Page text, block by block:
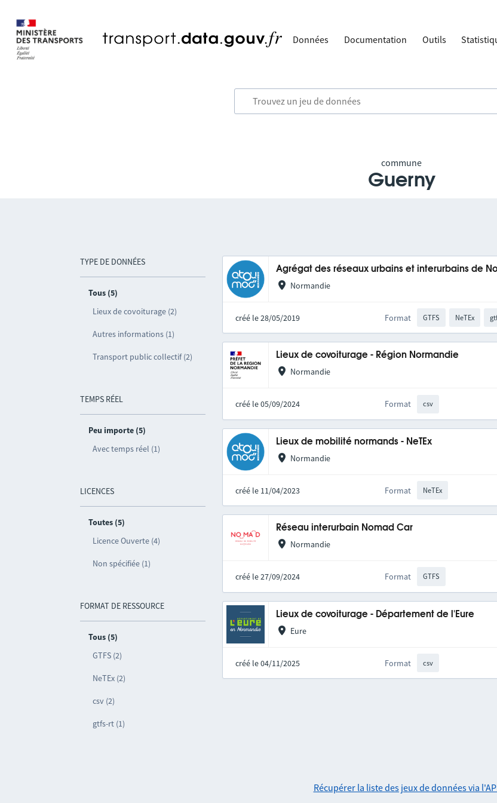
Données Documentation Outils
commune
Guerny
TYPE DE DONNÉES
Tous (5)
Lieux de covoiturage (2)
Autres informations (1)
Transport public collectif (2)
TEMPS RÉEL
Peu importe (5)
Avec temps réel (1)
LICENCES
Toutes (5)
Licence Ouverte (4)
Non spécifiée (1)
FORMAT DE RESSOURCE
Tous (5)
GTFS (2)
NeTEx (2)
csv (2)
gtfs-rt (1)
Agrégat des réseaux urbains et interurbains de
Normandie
créé le 28/05/2019 Format GTFS NeTEx
Lieux de covoiturage - Région Normandie
Normandie
créé le 05/09/2024 Format csv
Lieux de mobilité normands - NeTEx
Normandie
créé le 11/04/2023 Format NeTEx
Réseau interurbain Nomad Car
Normandie
créé le 27/09/2024 Format GTFS
Lieux de covoiturage - Département de l'Eure
Eure
créé le 04/11/2025 Format csv
Récupérer la liste des jeux de données via